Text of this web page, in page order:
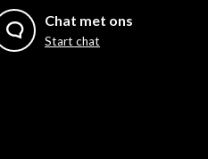
Chat met ons
Start chat